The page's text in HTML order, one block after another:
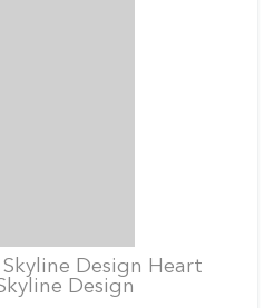
Design Heart
Design